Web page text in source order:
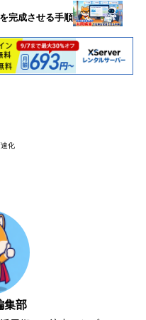
完成させる手順
化
集部